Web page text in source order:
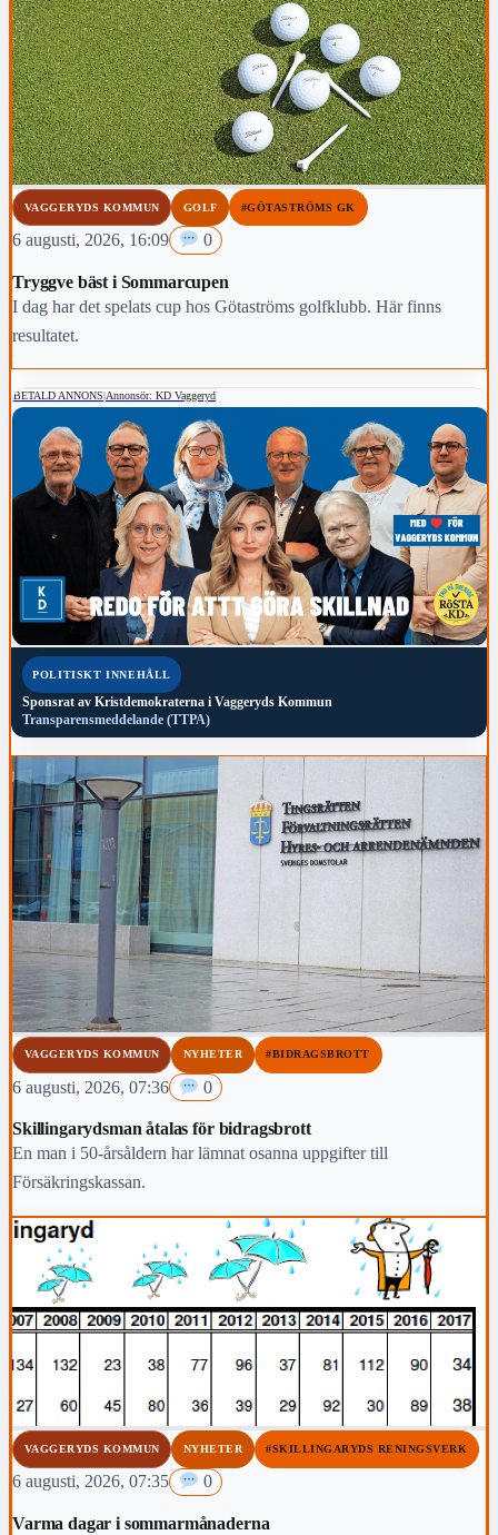
VAGGERYDS KOMMUN GOLF #GÖTASTRÖMS GK
6 augusti, 2026, 16:09 0
Tryggve bäst i Sommarcupen
I dag har det spelats cup hos Götaströms golfklubb. Här finns
resultatet.
BETALD ANNONS|Annonsör: KD Vaggeryd
POLITISKT INNEHÅLL
Sponsrat av Kristdemokraterna i Vaggeryds Kommun
Transparensmeddelande (TTPA)
VAGGERYDS KOMMUN NYHETER #BIDRAGSBROTT
6 augusti, 2026, 07:36 0
Skillingarydsman åtalas för bidragsbrott
En man i 50-årsåldern har lämnat osanna uppgifter till
Försäkringskassan.
VAGGERYDS KOMMUN NYHETER #SKILLINGARYDS RENINGSVERK
6 augusti, 2026, 07:35 0
Varma dagar i sommarmånaderna